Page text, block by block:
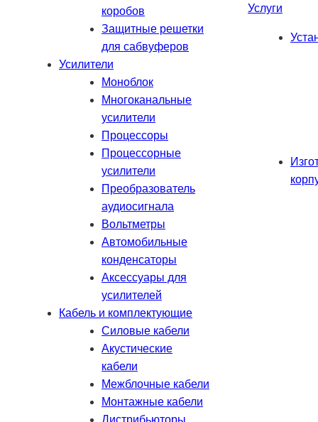
коробов
Защитные решетки
для сабвуферов
Усилители
Моноблок
Многоканальные
усилители
Процессоры
Процессорные
усилители
Преобразователь
аудиосигнала
Вольтметры
Автомобильные
конденсаторы
Аксессуары для
усилителей
Кабель и комплектующие
Силовые кабели
Акустические
кабели
Межблочные кабели
Монтажные кабели
Дистрибьюторы
Услуги